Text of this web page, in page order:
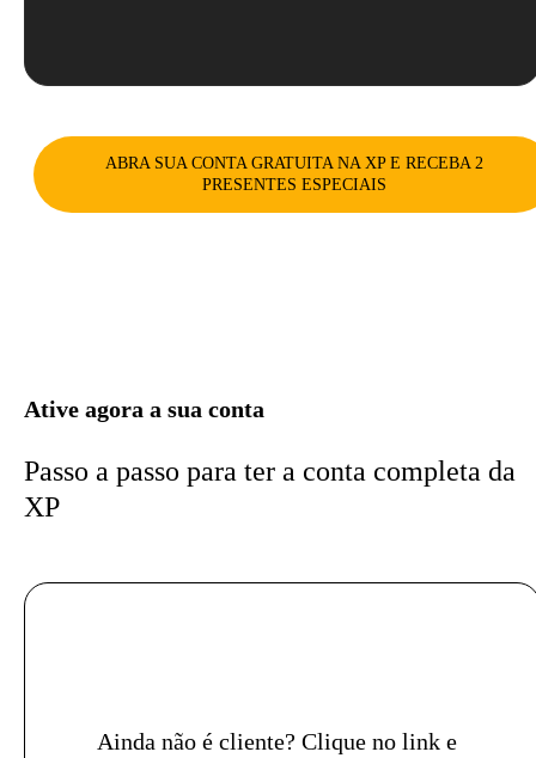
ABRA SUA CONTA GRATUITA NA XP E RECEBA 2
PRESENTES ESPECIAIS
Ative agora a sua conta
Passo a passo para ter a conta completa da
XP
Ainda não é cliente? Clique no link e